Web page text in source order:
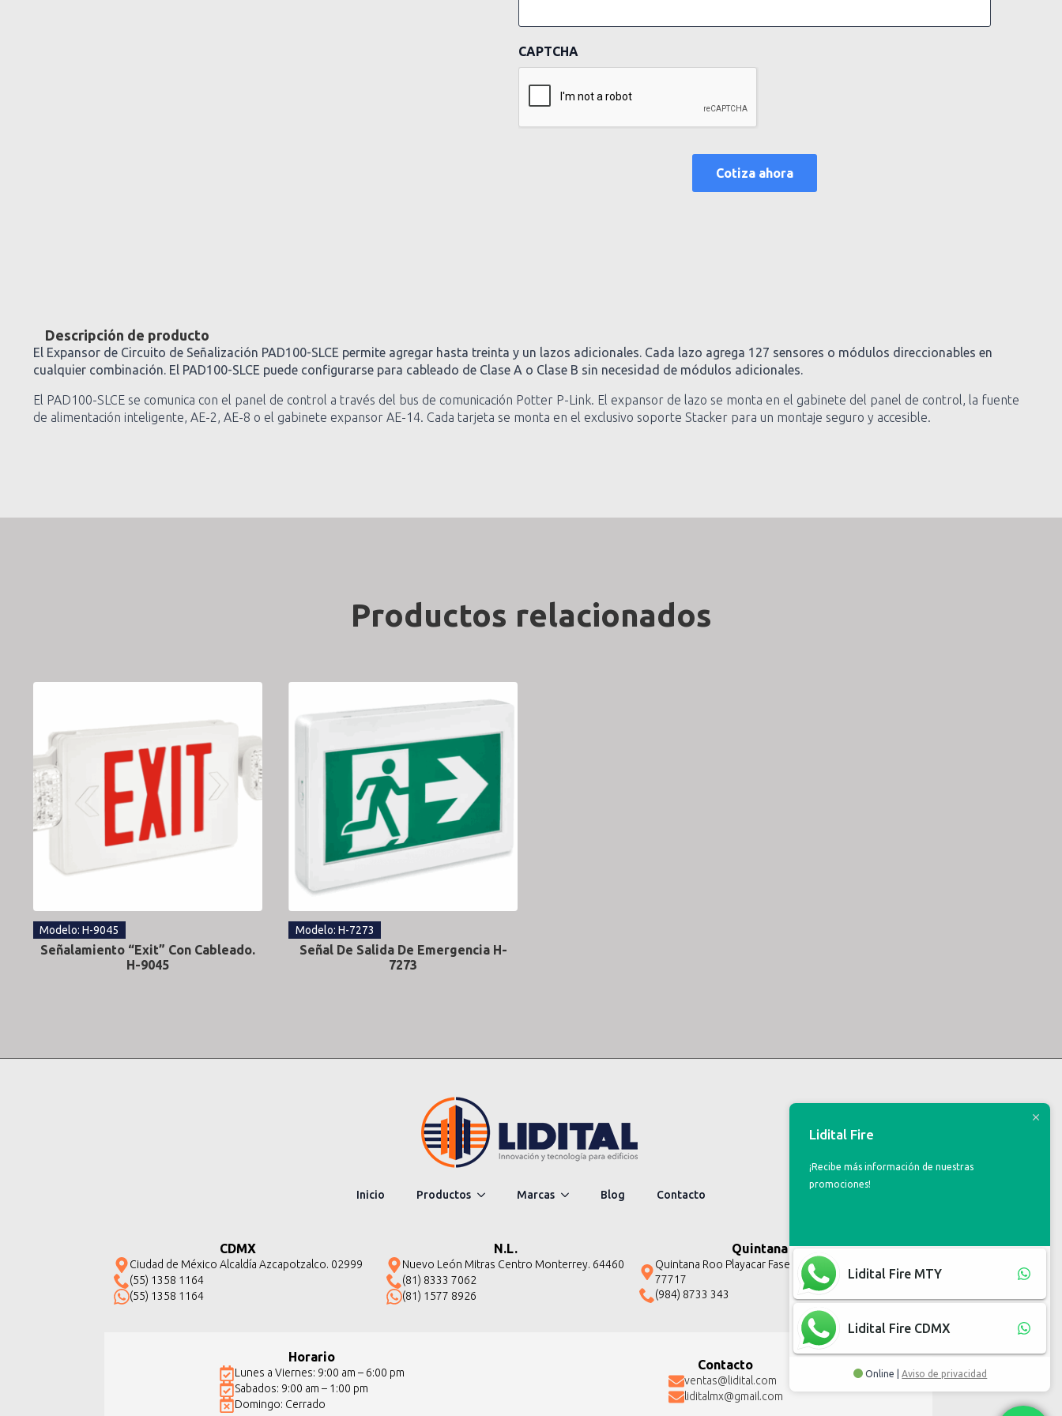
CAPTCHA
Descripción de producto
El Expansor de Circuito de Señalización PAD100-SLCE permite agregar hasta treinta y un lazos adicionales. Cada lazo agrega 127 sensores o módulos direccionables en
cualquier combinación. El PAD100-SLCE puede configurarse para cableado de Clase A o Clase B sin necesidad de módulos adicionales.
El PAD100-SLCE se comunica con el panel de control a través del bus de comunicación Potter P-Link. El expansor de lazo se monta en el gabinete del panel de control, la fuente
de alimentación inteligente, AE-2, AE-8 o el gabinete expansor AE-14. Cada tarjeta se monta en el exclusivo soporte Stacker para un montaje seguro y accesible.
Productos relacionados
Modelo: H-9045
Señalamiento “Exit” Con Cableado.
H-9045
Modelo: H-7273
Señal De Salida De Emergencia H-
7273
Inicio Productos Marcas Blog Contacto
CDMX
Ciudad de México Alcaldía Azcapotzalco. 02999
(55) 1358 1164
(55) 1358 1164
N.L.
Nuevo León Mitras Centro Monterrey. 64460
(81) 8333 7062
(81) 1577 8926
Quintana Roo
Quintana Roo Playacar Fase II, Solidaridad Q.R.
77717
(984) 8733 343
Horario
Lunes a Viernes: 9:00 am – 6:00 pm
Sabados: 9:00 am – 1:00 pm
Domingo: Cerrado
Contacto
ventas@lidital.com
liditalmx@gmail.com
Lidital Fire
¡Recibe más información de nuestras
promociones!
Lidital Fire MTY
Lidital Fire CDMX
Online |Aviso de privacidad